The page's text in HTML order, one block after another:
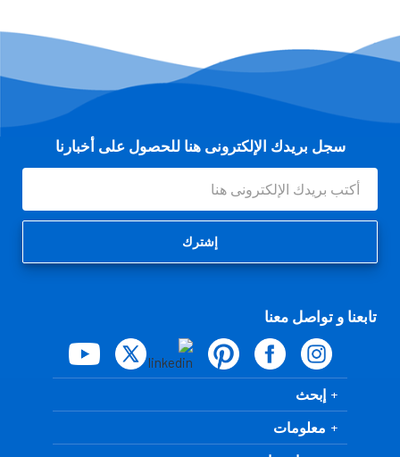
سجل بريدك الإلكترونى هنا للحصول على أخبارنا
عنوان
البريد
الإلكتروني
تابعنا و تواصل معنا
إبحث
معلومات